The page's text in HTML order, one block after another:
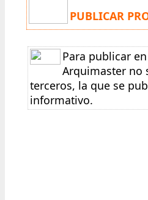
PUBLICAR
Para publicar
Arquimaster no
terceros, la que se
informativo.